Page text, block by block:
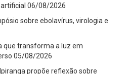
06/08/2026
sobre ebolavírus, virologia e
que transforma a luz em
05/08/2026
propõe reflexão sobre